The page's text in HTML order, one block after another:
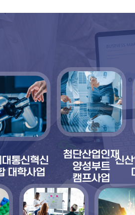
통신혁신
대학사업
첨단산업인재
양성부트
캠프사업
신